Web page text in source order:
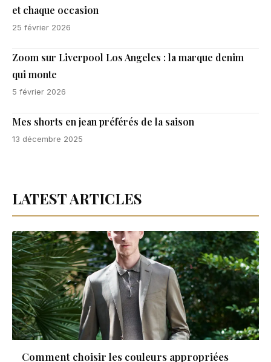
et chaque occasion
25 février 2026
Zoom sur Liverpool Los Angeles : la marque denim
qui monte
5 février 2026
Mes shorts en jean préférés de la saison
13 décembre 2025
LATEST ARTICLES
Comment choisir les couleurs appropriées